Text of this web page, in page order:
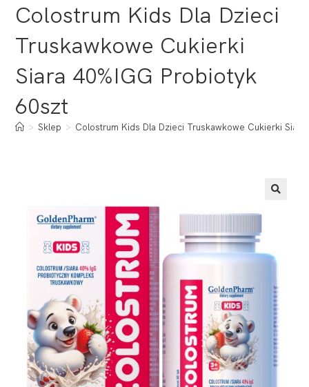
Colostrum Kids Dla Dzieci
Truskawkowe Cukierki
Siara 40%IGG Probiotyk
60szt
> Sklep > Colostrum Kids Dla Dzieci Truskawkowe Cukierki Siara